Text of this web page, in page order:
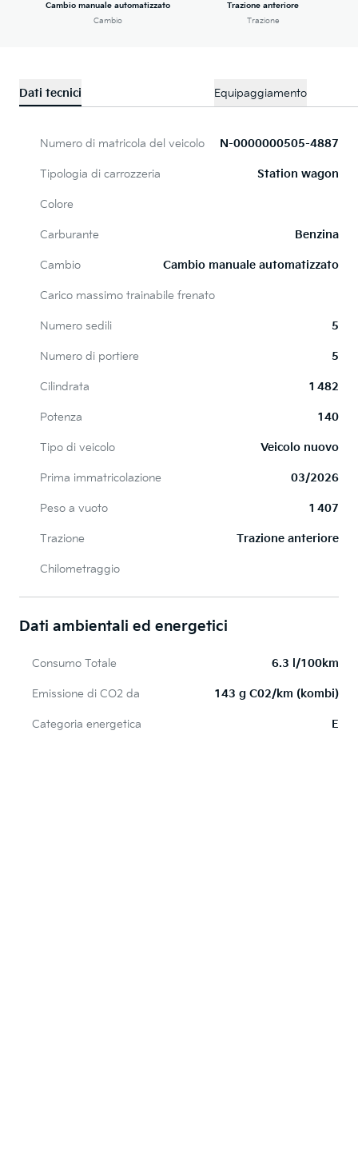
Cambio manuale automatizzato
Cambio
Trazione anteriore
Trazione
Dati tecnici Equipaggiamento
Numero di matricola del veicolo N-0000000505-4887
Tipologia di carrozzeria Station wagon
Colore
Carburante Benzina
Cambio Cambio manuale automatizzato
Carico massimo trainabile frenato
Numero sedili 5
Numero di portiere 5
Cilindrata 1 482
Potenza 140
Tipo di veicolo Veicolo nuovo
Prima immatricolazione 03/2026
Peso a vuoto 1 407
Trazione Trazione anteriore
Chilometraggio
Dati ambientali ed energetici
Consumo Totale 6.3 l/100km
Emissione di CO2 da 143 g C02/km (kombi)
Categoria energetica E